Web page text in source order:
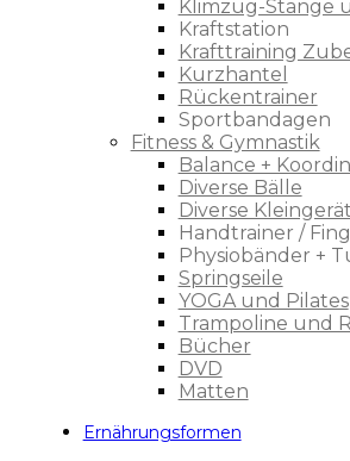
Klimzug-Stange
Kraftstation
Krafttraining
Kurzhantel
Rückentrainer
Sportbandagen
Fitness & Gymnastik
Balance +
Diverse Bälle
Diverse
Handtrainer /
Physiobänder +
Springseile
YOGA und Pilates
Trampoline und
Bücher
DVD
Matten
Ernährungsformen